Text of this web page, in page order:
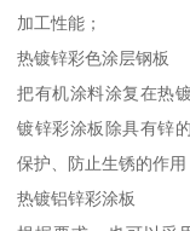
加工性能；
热镀锌彩色涂层钢板
把有机涂料涂复在热
镀锌彩涂板除具有锌
保护、防止生锈的作用
热镀铝锌彩涂板